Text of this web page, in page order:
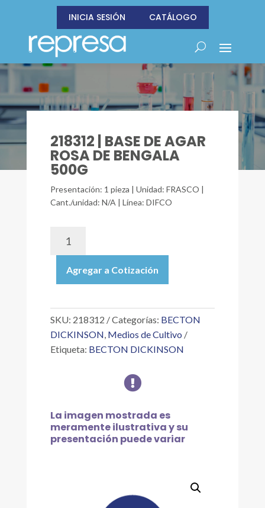
INICIA SESIÓN CATÁLOGO
218312 | BASE DE AGAR
ROSA DE BENGALA
500G
Presentación: 1 pieza | Unidad: FRASCO |
Cant./unidad: N/A | Línea: DIFCO
AGAR
DE
500G
cantidad
Agregar a Cotización
SKU: 218312 Categorías: BECTON
DICKINSON, Medios de Cultivo
Etiqueta: BECTON DICKINSON

La imagen mostrada es
meramente ilustrativa y su
presentación puede variar